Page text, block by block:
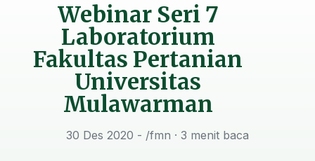
Webinar Seri 7
Laboratorium
Fakultas Pertanian
Universitas
Mulawarman
30 Des 2020 - /fmn · 3 menit baca